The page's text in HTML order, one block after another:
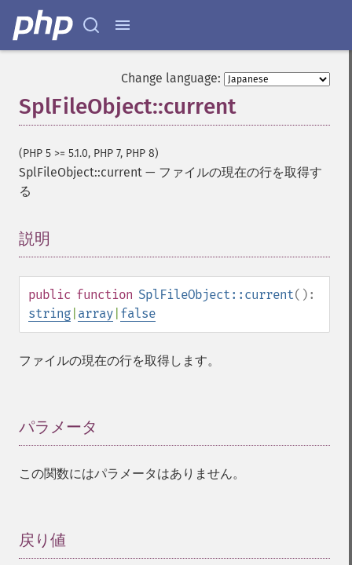
Change language:
SplFileObject::current
(PHP 5 >= 5.1.0, PHP 7, PHP 8)
SplFileObject::current — ファイルの現在の行を取得す
る
説明
public function SplFileObject::current():
string array false
ファイルの現在の行を取得します。
パラメータ
この関数にはパラメータはありません。
戻り値